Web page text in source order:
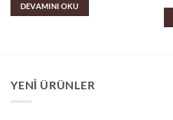
DEVAMINI OKU
YENI ÜRÜNLER